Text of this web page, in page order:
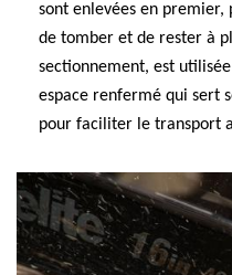
sont enlevées en
de tomber et de rester à
sectionnement, est
espace renfermé qui sert
pour faciliter le transport